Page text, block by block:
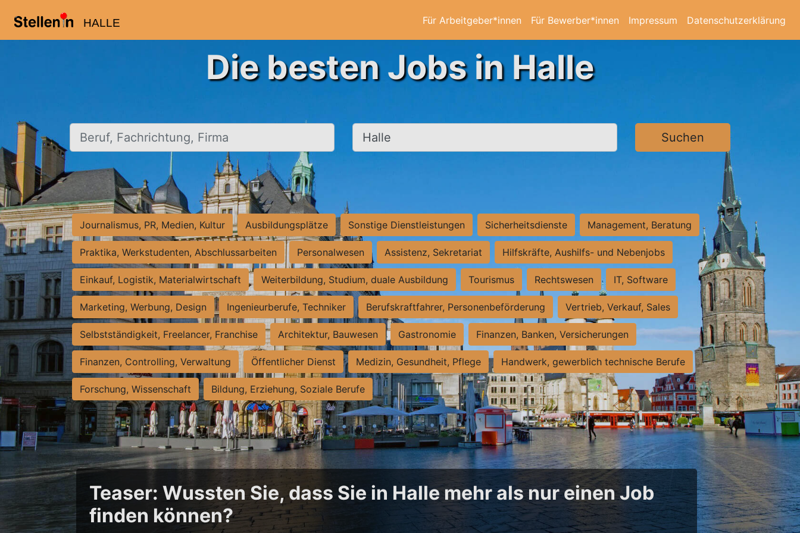
HALLE Für Arbeitgeber*innen Für Bewerber*innen Impressum Datenschutzerklärung
Die besten Jobs in Halle
Beruf, Fachrichtung, Firma Ort, Stadt Suchen
Journalismus, PR, Medien, Kultur Ausbildungsplätze Sonstige Dienstleistungen Sicherheitsdienste Management, Beratung
Praktika, Werkstudenten, Abschlussarbeiten Personalwesen Assistenz, Sekretariat Hilfskräfte, Aushilfs- und Nebenjobs
Einkauf, Logistik, Materialwirtschaft Weiterbildung, Studium, duale Ausbildung Tourismus Rechtswesen IT, Software
Marketing, Werbung, Design Ingenieurberufe, Techniker Berufskraftfahrer, Personenbeförderung Vertrieb, Verkauf, Sales
Selbstständigkeit, Freelancer, Franchise Architektur, Bauwesen Gastronomie Finanzen, Banken, Versicherungen
Finanzen, Controlling, Verwaltung Öffentlicher Dienst Medizin, Gesundheit, Pflege Handwerk, gewerblich technische Berufe
Forschung, Wissenschaft Bildung, Erziehung, Soziale Berufe
Teaser: Wussten Sie, dass Sie in Halle mehr als nur einen Job
finden können?